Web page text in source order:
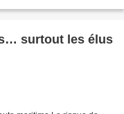
surtout les élus